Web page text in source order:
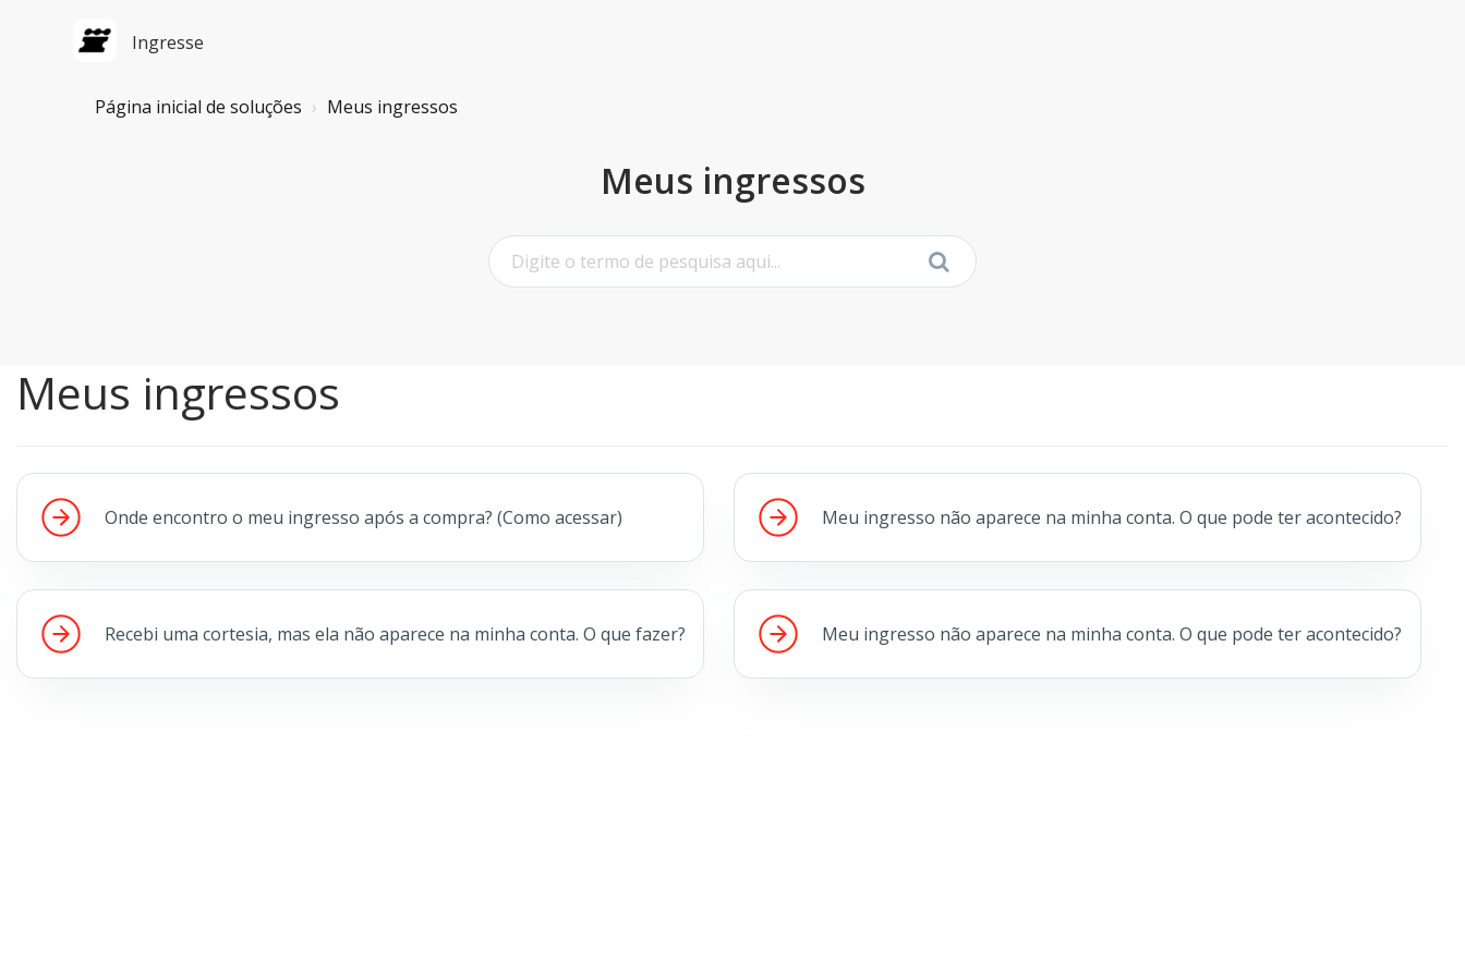
Ingresse
Página inicial de soluções Meus ingressos
Meus ingressos
Meus ingressos
Onde encontro o meu ingresso após a compra? (Como acessar) Meu ingresso não aparece na minha conta. O que pode ter acontecido?
Recebi uma cortesia, mas ela não aparece na minha conta. O que fazer? Meu ingresso não aparece na minha conta. O que pode ter acontecido?